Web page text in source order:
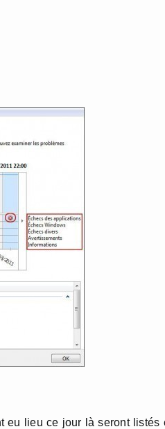
eu lieu ce jour là seront listés